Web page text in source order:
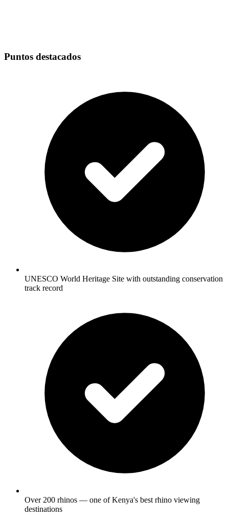
Puntos destacados
UNESCO World Heritage Site with outstanding conservation
track record
Over 200 rhinos — one of Kenya's best rhino viewing
destinations